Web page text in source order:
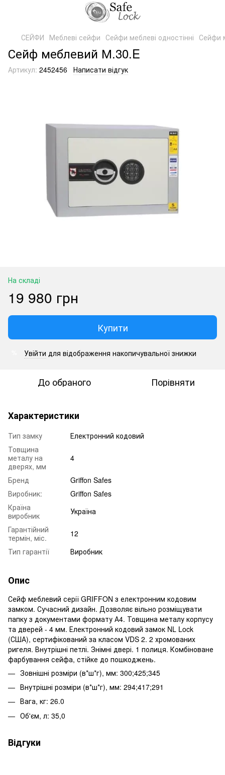
СЕЙФИ Меблеві сейфи Сейфи меблеві одностінні Сейфи
Сейф меблевий М.30.E
Артикул: 2452456 Написати відгук
На складі
19 980 грн
Купити
Увійти для відображення накопичувальної знижки
До обраного Порівняти
Характеристики
Тип замку
Електронний кодовий
Товщина
металу на
дверях, мм
4
Бренд
Griffon Safes
Виробник:
Griffon Safes
Країна
виробник
Україна
Гарантійний
термін, міс.
12
Тип гарантії
Виробник
Опис
Сейф меблевий серії GRIFFON з електронним кодовим
замком. Сучасний дизайн. Дозволяє вільно розміщувати
папку з документами формату А4. Товщина металу корпусу
та дверей - 4 мм. Електронний кодовий замок NL Lock
(США), сертифікований за класом VDS 2. 2 хромованих
ригеля. Внутрішні петлі. Знімні двері. 1 полиця. Комбіноване
фарбування сейфа, стійке до пошкоджень.
Зовнішні розміри (в*ш*г), мм: 300;425;345
Внутрішні розміри (в*ш*г), мм: 294;417;291
Вага, кг: 26.0
Об'єм, л: 35,0
Відгуки